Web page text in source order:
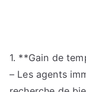
1. **Gain de
– Les agents